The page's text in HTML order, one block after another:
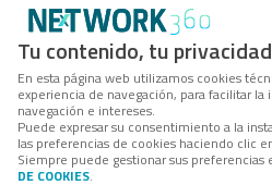
Tu contenido, tu
En esta página web utilizamos cookies
experiencia de navegación, para facilitar
navegación e intereses.
Puede expresar su consentimiento a la
las preferencias de cookies haciendo clic
Siempre puede gestionar sus
DE COOKIES.